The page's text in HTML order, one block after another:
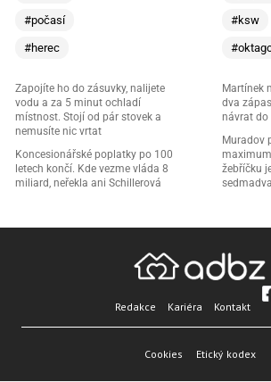
#počasí
#herec
Zapojíte ho do zásuvky, nalijete
vodu a za 5 minut ochladí
místnost. Stojí od pár stovek a
nemusíte nic vrtat
Koncesionářské poplatky po 100
letech končí. Kde vezme vláda 8
miliard, neřekla ani Schillerová
#ksw
Martínek
dva
návrat do
Muradov
žebříčku
Redakce Kariéra Kontakt
Cookies Etický kodex